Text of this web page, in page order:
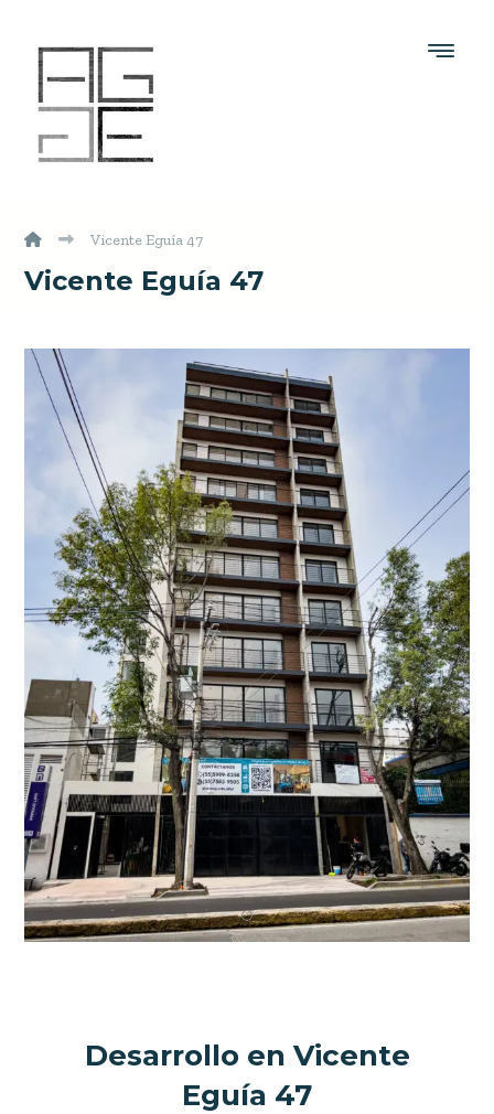
Vicente Eguía 47
Vicente Eguía 47
Desarrollo en Vicente
Eguía 47